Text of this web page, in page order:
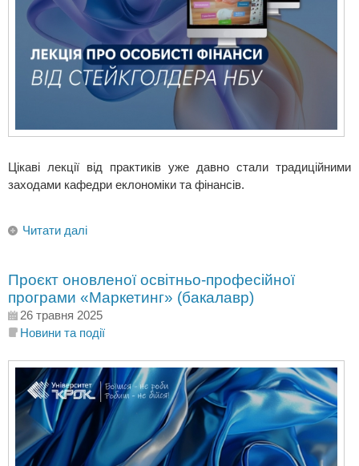
Цікаві лекції від практиків уже давно стали традиційними
заходами кафедри еклономіки та фінансів.
Читати далі
Проєкт оновленої освітньо-професійної
програми «Маркетинг» (бакалавр)
26 травня 2025
Новини та події